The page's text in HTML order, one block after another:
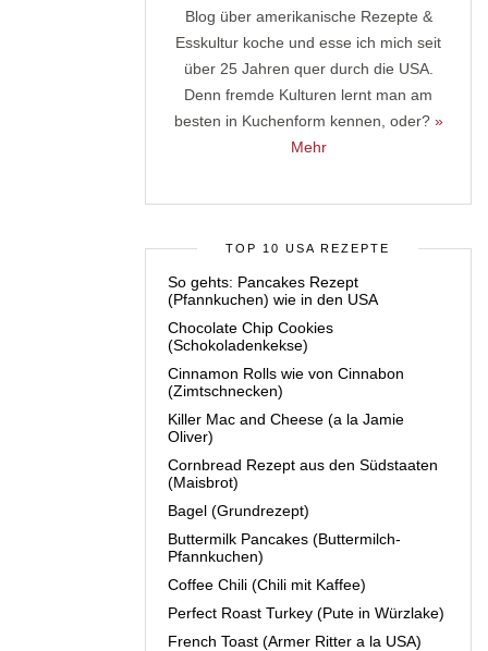
Blog über amerikanische Rezepte &
Esskultur koche und esse ich mich seit
über 25 Jahren quer durch die USA.
Denn fremde Kulturen lernt man am
besten in Kuchenform kennen, oder? »
Mehr
TOP 10 USA REZEPTE
So gehts: Pancakes Rezept
(Pfannkuchen) wie in den USA
Chocolate Chip Cookies
(Schokoladenkekse)
Cinnamon Rolls wie von Cinnabon
(Zimtschnecken)
Killer Mac and Cheese (a la Jamie
Oliver)
Cornbread Rezept aus den Südstaaten
(Maisbrot)
Bagel (Grundrezept)
Buttermilk Pancakes (Buttermilch-
Pfannkuchen)
Coffee Chili (Chili mit Kaffee)
Perfect Roast Turkey (Pute in Würzlake)
French Toast (Armer Ritter a la USA)